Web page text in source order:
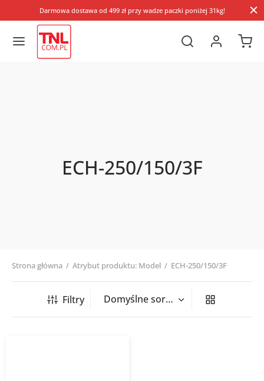
Darmowa dostawa od 499 zł przy wadze paczki poniżej 31kg!
ECH-250/150/3F
Strona główna / Atrybut produktu: Model / ECH-250/150/3F
Filtry